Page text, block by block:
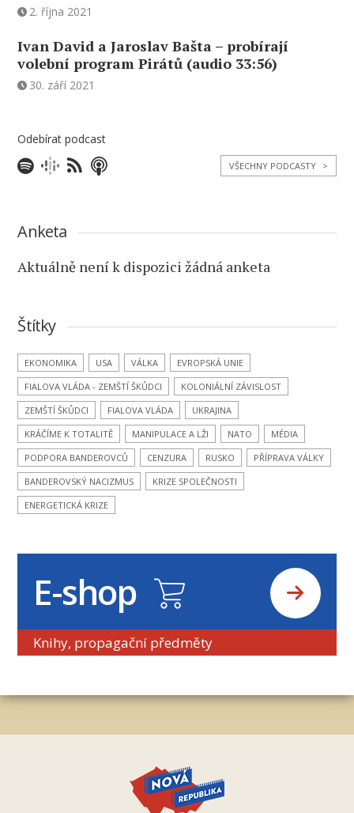
2. října 2021
Ivan David a Jaroslav Bašta – probírají
volební program Pirátů (audio 33:56)
30. září 2021
Odebírat podcast
VŠECHNY PODCASTY >
Anketa
Aktuálně není k dispozici žádná anketa
Štítky
EKONOMIKA USA VÁLKA
EVROPSKÁ UNIE
FIALOVA VLÁDA - ZEMŠTÍ ŠKŮDCI
KOLONIÁLNÍ ZÁVISLOST
ZEMŠTÍ ŠKŮDCI
FIALOVA VLÁDA
UKRAJINA
KRÁČÍME K TOTALITĚ
MANIPULACE A LŽI NATO
MÉDIA
PODPORA BANDEROVCŮ
CENZURA RUSKO
PŘÍPRAVA VÁLKY
BANDEROVSKÝ NACIZMUS
KRIZE SPOLEČNOSTI
ENERGETICKÁ KRIZE
E-shop
Knihy, propagační předměty